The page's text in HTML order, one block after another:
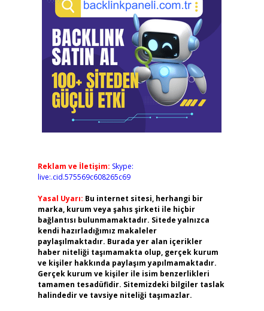
Reklam ve İletişim: Skype:
live:.cid.575569c608265c69
Yasal Uyarı: Bu internet sitesi, herhangi bir
marka, kurum veya şahıs şirketi ile hiçbir
bağlantısı bulunmamaktadır. Sitede yalnızca
kendi hazırladığımız makaleler
paylaşılmaktadır. Burada yer alan içerikler
haber niteliği taşımamakta olup, gerçek kurum
ve kişiler hakkında paylaşım yapılmamaktadır.
Gerçek kurum ve kişiler ile isim benzerlikleri
tamamen tesadüfidir. Sitemizdeki bilgiler taslak
halindedir ve tavsiye niteliği taşımazlar.